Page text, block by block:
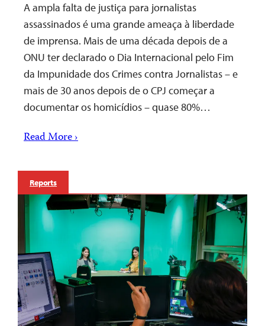
A ampla falta de justiça para jornalistas
assassinados é uma grande ameaça à liberdade
de imprensa. Mais de uma década depois de a
ONU ter declarado o Dia Internacional pelo Fim
da Impunidade dos Crimes contra Jornalistas – e
mais de 30 anos depois de o CPJ começar a
documentar os homicídios – quase 80%…
Read More ›
Reports